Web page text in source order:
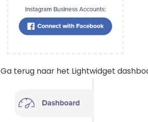
Ga terug naar het Lightwidget